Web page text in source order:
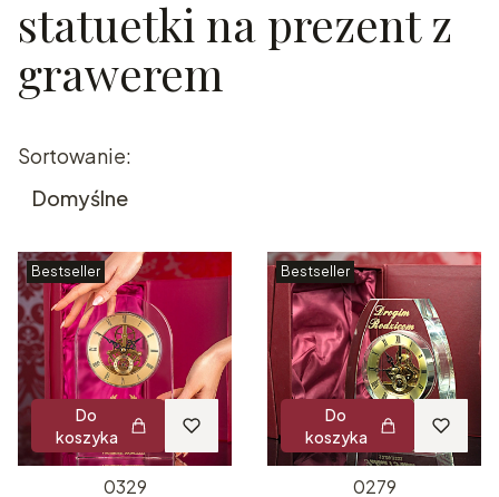
statuetki na prezent z
grawerem
Lista produktów
Sortowanie:
Domyślne
Bestseller
Do
koszyka
0329
Bestseller
Do
koszyka
0279